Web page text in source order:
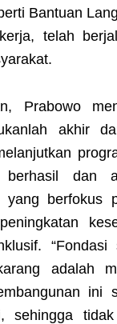
Bantuan
telah
Prabowo
akhir
dan
yang berfokus
“Fondasi
adalah
ini
sehingga